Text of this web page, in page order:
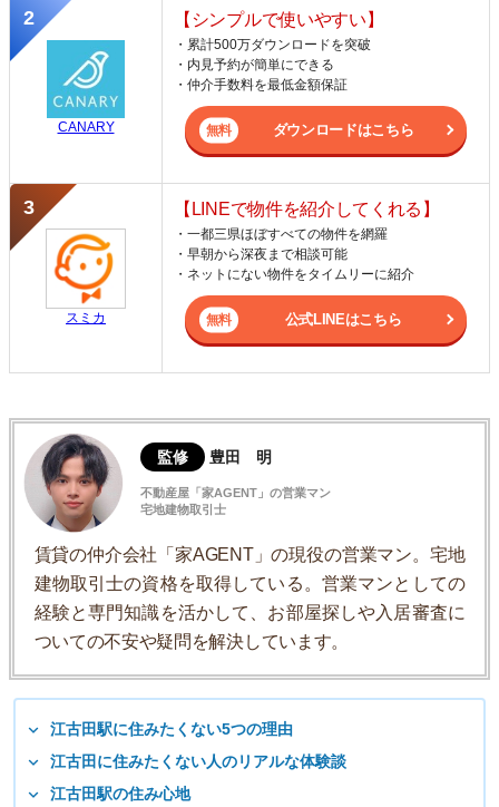
CANARY
【シンプルで使いやすい】
・累計500万ダウンロードを突破
・内見予約が簡単にできる
・仲介手数料を最低金額保証
ダウンロードはこちら
スミカ
【LINEで物件を紹介してくれる】
・一都三県ほぼすべての物件を網羅
・早朝から深夜まで相談可能
・ネットにない物件をタイムリーに紹介
公式LINEはこちら
監修 豊田 明
不動産屋「家AGENT」の営業マン
宅地建物取引士
賃貸の仲介会社「家AGENT」の現役の営業マン。宅地
建物取引士の資格を取得している。営業マンとしての
経験と専門知識を活かして、お部屋探しや入居審査に
ついての不安や疑問を解決しています。
江古田駅に住みたくない5つの理由
江古田に住みたくない人のリアルな体験談
江古田駅の住み心地